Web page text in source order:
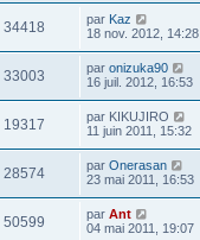
34418 par Kaz
18 nov. 2012, 14:28
33003 par onizuka90
16 juil. 2012, 16:53
19317 par KIKUJIRO
11 juin 2011, 15:32
28574 par Onerasan
23 mai 2011, 16:53
50599 par Ant
04 mai 2011, 19:07